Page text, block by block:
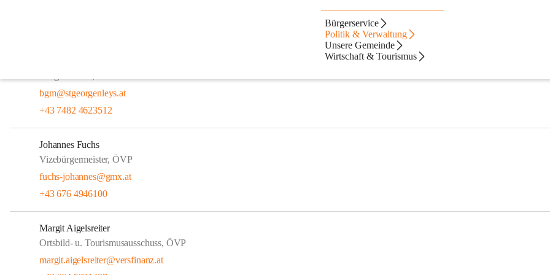
Bürgerservice
Politik & Verwaltung
Unsere Gemeinde
Wirtschaft & Tourismus
bgm@stgeorgenleys.at
+43 7482 4623512
Johannes Fuchs
Vizebürgermeister, ÖVP
fuchs-johannes@gmx.at
+43 676 4946100
Margit Aigelsreiter
Ortsbild- u. Tourismusausschuss, ÖVP
margit.aigelsreiter@versfinanz.at